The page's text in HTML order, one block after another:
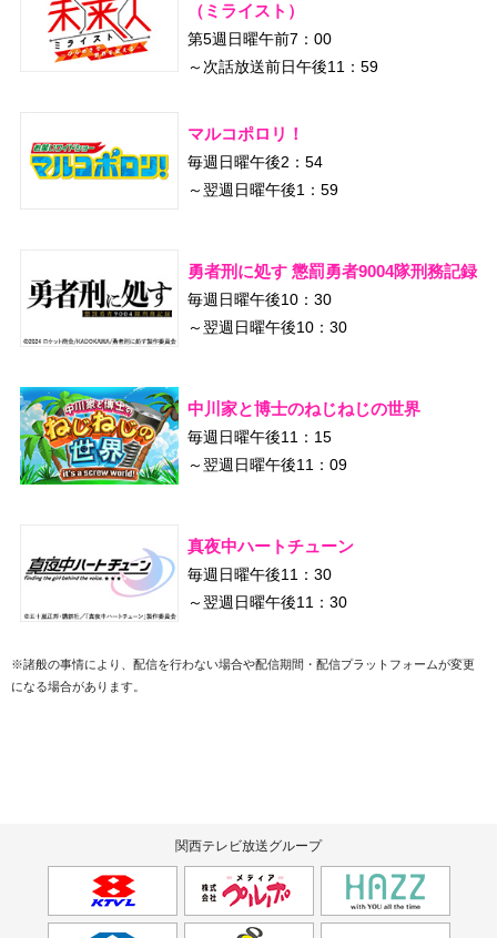
（ミライスト）
第5週日曜午前7：00
～次話放送前日午後11：59
マルコポロリ！
毎週日曜午後2：54
～翌週日曜午後1：59
勇者刑に処す 懲罰勇者9004隊刑務記録
毎週日曜午後10：30
～翌週日曜午後10：30
中川家と博士のねじねじの世界
毎週日曜午後11：15
～翌週日曜午後11：09
真夜中ハートチューン
毎週日曜午後11：30
～翌週日曜午後11：30
※諸般の事情により、配信を行わない場合や配信期間・配信プラットフォームが変更
になる場合があります。
関西テレビ放送グループ